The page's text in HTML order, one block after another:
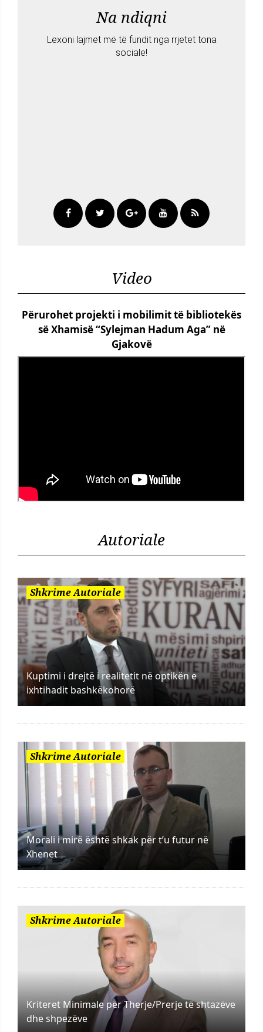
Na ndiqni
Lexoni lajmet më të fundit nga rrjetet tona
sociale!
Video
Përurohet projekti i mobilimit të bibliotekës
së Xhamisë “Sylejman Hadum Aga” në
Gjakovë
Autoriale
Shkrime Autoriale
Kuptimi i drejtë i realitetit në optikën e
ixhtihadit bashkëkohorë
Shkrime Autoriale
Morali i mirë është shkak për t’u futur në
Xhenet
Shkrime Autoriale
Kriteret Minimale për Therje/Prerje të shtazëve
dhe shpezëve